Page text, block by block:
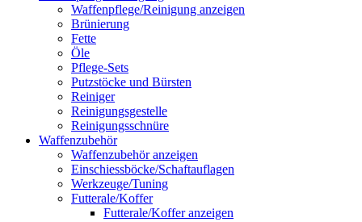
Waffenpflege/Reinigung anzeigen
Brünierung
Fette
Öle
Pflege-Sets
Putzstöcke und Bürsten
Reiniger
Reinigungsgestelle
Reinigungsschnüre
Waffenzubehör
Waffenzubehör anzeigen
Einschiessböcke/Schaftauflagen
Werkzeuge/Tuning
Futterale/Koffer
Futterale/Koffer anzeigen